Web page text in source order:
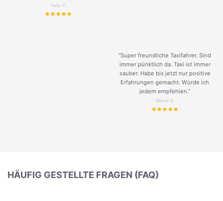
Yuriy P.
“Super freundliche Taxifahrer. Sind
immer pünktlich da. Taxi ist immer
sauber. Habe bis jetzt nur positive
Erfahrungen gemacht. Würde ich
jedem empfehlen.”
Merve S.
HÄUFIG GESTELLTE FRAGEN (FAQ)